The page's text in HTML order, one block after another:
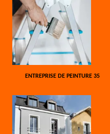
ENTREPRISE DE PEINTURE 35